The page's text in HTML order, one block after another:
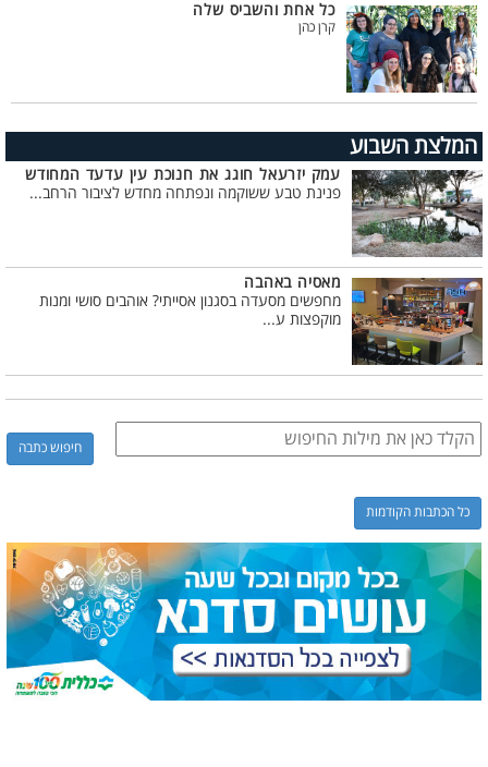
כל אחת והשביס שלה
קרן כהן
המלצת השבוע
עמק יזרעאל חוגג את חנוכת עין עדעד המחודש
פנינת טבע ששוקמה ונפתחה מחדש לציבור הרחב...
מאסיה באהבה
מחפשים מסעדה בסגנון אסייתי? אוהבים סושי ומנות
מוקפצות ע...
כל הכתבות הקודמות